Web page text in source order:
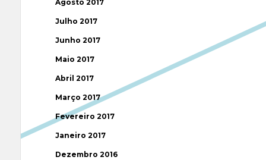
Agosto 2017
Julho 2017
Junho 2017
Maio 2017
Abril 2017
Março 2017
Fevereiro 2017
Janeiro 2017
Dezembro 2016